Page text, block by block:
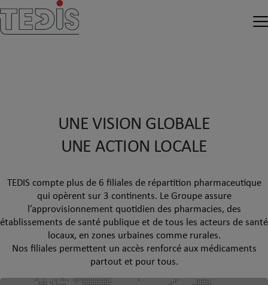
UNE VISION GLOBALE
UNE ACTION LOCALE
TEDIS compte plus de 6 filiales de répartition pharmaceutique
qui opèrent sur 3 continents. Le Groupe assure
l’approvisionnement quotidien des pharmacies, des
établissements de santé publique et de tous les acteurs de santé
locaux, en zones urbaines comme rurales.
Nos filiales permettent un accès renforcé aux médicaments
partout et pour tous.